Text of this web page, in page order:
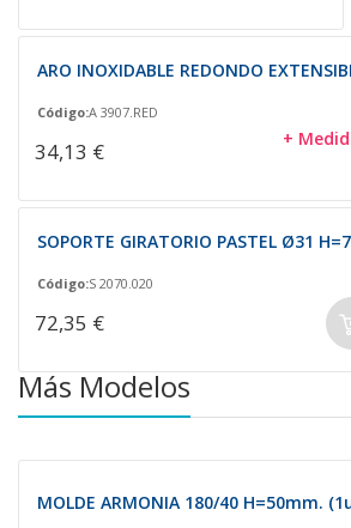
ARO INOXIDABLE REDONDO
Código:A 3907.RED
34,13 € +
SOPORTE GIRATORIO PASTEL Ø31
Código:S 2070.020
72,35 €
Más Modelos
MOLDE ARMONIA 180/40 H=50mm.